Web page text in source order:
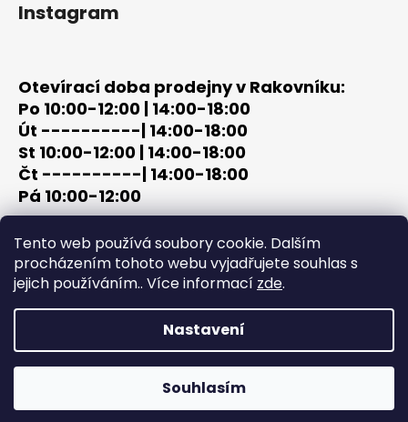
Tento web používá soubory cookie. Dalším
procházením tohoto webu vyjadřujete souhlas s
jejich používáním.. Více informací zde.
Nastavení
Souhlasím
Instagram
Otevírací doba prodejny v Rakovníku:
Po 10:00-12:00 | 14:00-18:00
Út ----------| 14:00-18:00
St 10:00-12:00 | 14:00-18:00
Čt ----------| 14:00-18:00
Pá 10:00-12:00
tel: +420 603 320 859
email: terc-zbrane@seznam.cz
Copyright 2026PROCHÁZKA | OUTDOOR - LOV. Všechna
práva vyhrazena.Upravit nastavení cookies